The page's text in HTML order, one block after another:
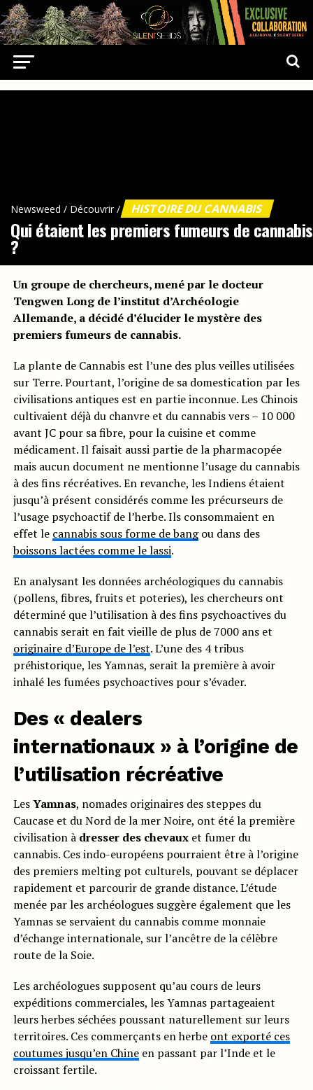
Newsweed / Découvrir / HISTOIRE DU CANNABIS
Qui étaient les premiers fumeurs de cannabis
?
Un groupe de chercheurs, mené par le docteur
Tengwen Long de l’institut d’Archéologie
Allemande, a décidé d’élucider le mystère des
premiers fumeurs de cannabis.
La plante de Cannabis est l’une des plus veilles utilisées
sur Terre. Pourtant, l’origine de sa domestication par les
civilisations antiques est en partie inconnue. Les Chinois
cultivaient déjà du chanvre et du cannabis vers – 10 000
avant JC pour sa fibre, pour la cuisine et comme
médicament. Il faisait aussi partie de la pharmacopée
mais aucun document ne mentionne l’usage du cannabis
à des fins récréatives. En revanche, les Indiens étaient
jusqu’à présent considérés comme les précurseurs de
l’usage psychoactif de l’herbe. Ils consommaient en
effet le cannabis sous forme de bangou dans des
boissons lactées comme le lassi.
En analysant les données archéologiques du cannabis
(pollens, fibres, fruits et poteries), les chercheurs ont
déterminé que l’utilisation à des fins psychoactives du
cannabis serait en fait vieille de plus de 7000 ans et
originaire d’Europe de l’est. L’une des 4 tribus
préhistorique, les Yamnas, serait la première à avoir
inhalé les fumées psychoactives pour s’évader.
Des « dealers
internationaux » à l’origine de
l’utilisation récréative
LesYamnas, nomades originaires des steppes du
Caucase et du Nord de la mer Noire, ont été la première
civilisation à dresser des chevauxet fumer du
cannabis. Ces indo-européens pourraient être à l’origine
des premiers melting pot culturels, pouvant se déplacer
rapidement et parcourir de grande distance. L’étude
menée par les archéologues suggère également que les
Yamnas se servaient du cannabis comme monnaie
d’échange internationale, sur l’ancêtre de la célèbre
route de la Soie.
Les archéologues supposent qu’au cours de leurs
expéditions commerciales, les Yamnas partageaient
leurs herbes séchées poussant naturellement sur leurs
territoires. Ces commerçants en herbe ont exporté ces
coutumes jusqu’en Chineen passant par l’Inde et le
croissant fertile.